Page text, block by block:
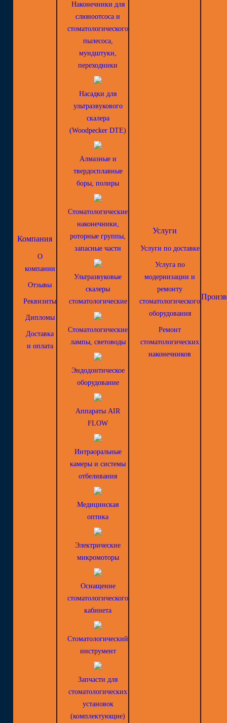
Компания
О
компании
Отзывы
Реквизиты
Дипломы
Доставка
и оплата
Наконечники для
слюноотсоса и
стоматологического
пылесоса,
мундштуки,
переходники
Насадки для
ультразвукового
скалера
(Woodpecker DTE)
Алмазные и
твердосплавные
боры, полиры
Стоматологические
наконечники,
роторные группы,
запасные части
Ультразвуковые
скалеры
стоматологические
Стоматологические
лампы, световоды
Эндодонтическое
оборудование
Аппараты AIR
FLOW
Интраоральные
камеры и системы
отбеливания
Медицинская
оптика
Электрические
микромоторы
Оснащение
стоматологического
кабинета
Стоматологический
инструмент
Запчасти для
стоматологических
установок
(комплектующие)
Услуги
Услуги по доставке
Услуга по
модернизации и
ремонту
стоматологического
оборудования
Ремонт
стоматологических
наконечников